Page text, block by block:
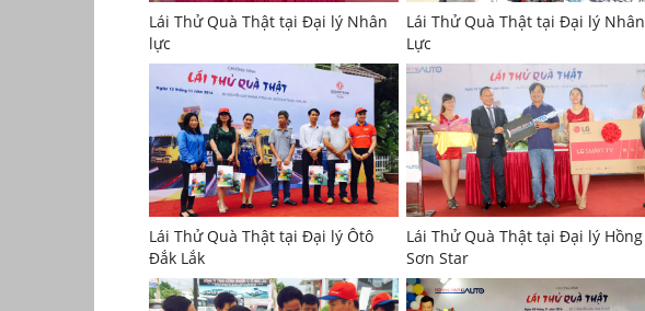
Lái Thử Quà Thật tại Đại lý Nhân
lực
Lái Thử Quà Thật tại Đại lý Nhân
Lực
Lái Thử Quà Thật tại Đại lý Ôtô
Đắk Lắk
Lái Thử Quà Thật tại Đại lý Hồng
Sơn Star